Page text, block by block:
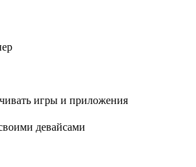
игры и приложения
девайсами